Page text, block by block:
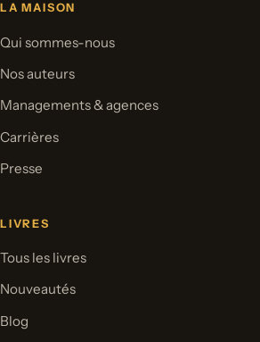
LA MAISON
Qui sommes-nous
Nos auteurs
Managements & agences
Carrières
Presse
LIVRES
Tous les livres
Nouveautés
Blog